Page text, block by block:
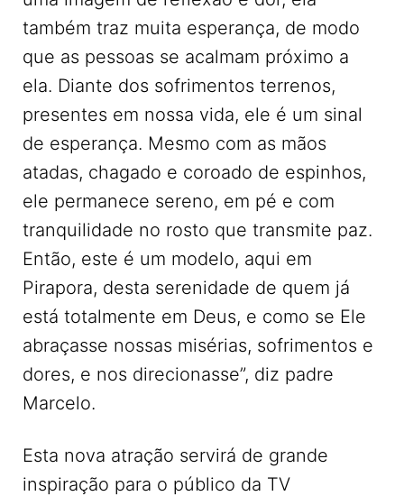
também traz muita esperança, de modo
que as pessoas se acalmam próximo a
ela. Diante dos sofrimentos terrenos,
presentes em nossa vida, ele é um sinal
de esperança. Mesmo com as mãos
atadas, chagado e coroado de espinhos,
ele permanece sereno, em pé e com
tranquilidade no rosto que transmite paz.
Então, este é um modelo, aqui em
Pirapora, desta serenidade de quem já
está totalmente em Deus, e como se Ele
abraçasse nossas misérias, sofrimentos e
dores, e nos direcionasse”, diz padre
Marcelo.
Esta nova atração servirá de grande
inspiração para o público da TV